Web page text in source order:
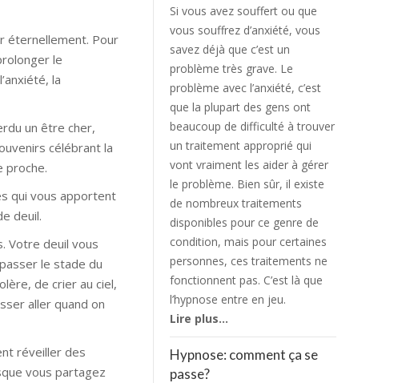
éternellement. Pour
le
la
un être cher,
célébrant la
proche.
qui vous apportent
deuil.
Votre deuil vous
le stade du
de crier au ciel,
aller quand on
réveiller des
vous partagez
Si vous avez souffert ou que
vous souffrez d’anxiété, vous
savez déjà que c’est un
problème très grave. Le
problème avec l’anxiété, c’est
que la plupart des gens ont
beaucoup de difficulté à trouver
un traitement approprié qui
vont vraiment les aider à gérer
le problème. Bien sûr, il existe
de nombreux traitements
disponibles pour ce genre de
condition, mais pour certaines
personnes, ces traitements ne
fonctionnent pas. C’est là que
l’hypnose entre en jeu.
Lire plus…
Hypnose: comment ça se
passe?